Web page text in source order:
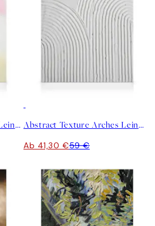
Painterly Expression No2 Leinwandbild Abstract Texture Arches Leinwandbild
Ab 41,30 €59 €